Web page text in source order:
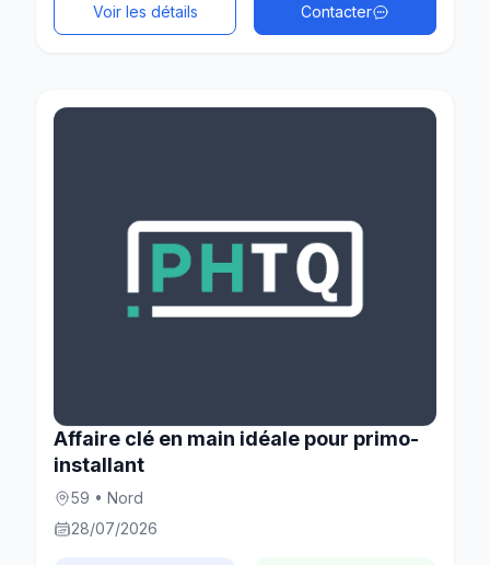
Voir les détails Contacter
Affaire clé en main idéale pour primo-
installant
59 • Nord
28/07/2026